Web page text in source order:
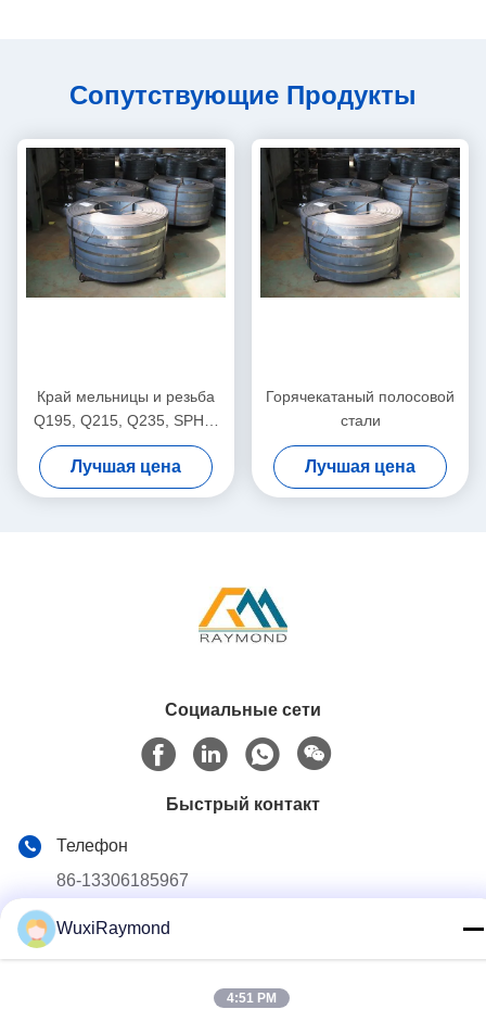
Сопутствующие Продукты
Край мельницы и резьба
Q195, Q215, Q235, SPHC,
08 AL, 08 YU Горячо
прокатаная стальная
лента/полоски
Лучшая цена
Горячекатаный полосовой
стали
Лучшая цена
Социальные сети
Быстрый контакт
Телефон
86-13306185967
Электронная почта
WuxiRaymond
4:51 PM